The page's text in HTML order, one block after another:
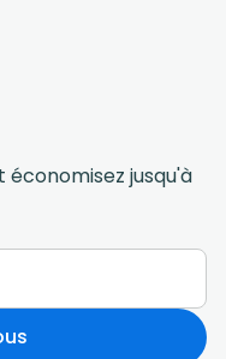
économisez jusqu'à